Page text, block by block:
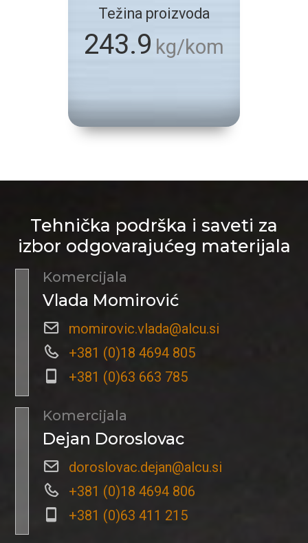
Težina proizvoda
243.9 kg/kom
Tehnička podrška i saveti za
izbor odgovarajućeg materijala
Komercijala
Vlada Momirović
momirovic.vlada@alcu.si
+381 (0)18 4694 805
+381 (0)63 663 785
Komercijala
Dejan Doroslovac
doroslovac.dejan@alcu.si
+381 (0)18 4694 806
+381 (0)63 411 215